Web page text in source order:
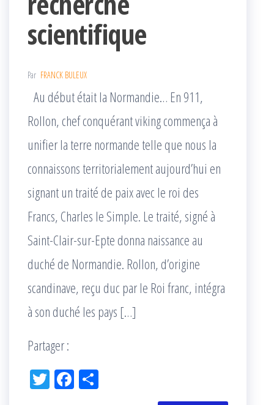
scientifique
Par FRANCK BULEUX
Au début était la Normandie… En 911,
Rollon, chef conquérant viking commença à
unifier la terre normande telle que nous la
connaissons territorialement aujourd’hui en
signant un traité de paix avec le roi des
Francs, Charles le Simple. Le traité, signé à
Saint-Clair-sur-Epte donna naissance au
duché de Normandie. Rollon, d’origine
scandinave, reçu duc par le Roi franc, intégra
à son duché les pays […]
Partager :
Tw Fac